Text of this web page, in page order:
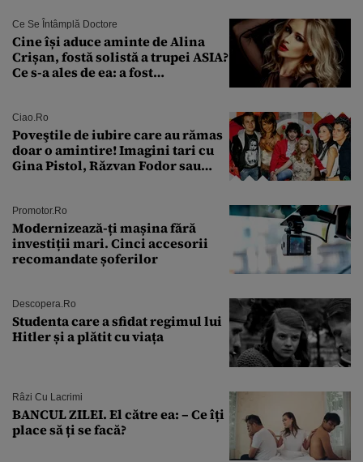
Ce Se Întâmplă Doctore
Cine își aduce aminte de Alina
Crișan, fostă solistă a trupei ASIA?
Ce s-a ales de ea: a fost
Ciao.ro
Poveştile de iubire care au rămas
doar o amintire! Imagini tari cu
Gina Pistol, Răzvan Fodor sau
Promotor.ro
Modernizează-ți mașina fără
investiții mari. Cinci accesorii
recomandate șoferilor
Descopera.ro
Studenta care a sfidat regimul lui
Hitler și a plătit cu viața
Râzi Cu Lacrimi
BANCUL ZILEI. El către ea: – Ce îți
place să ți se facă?